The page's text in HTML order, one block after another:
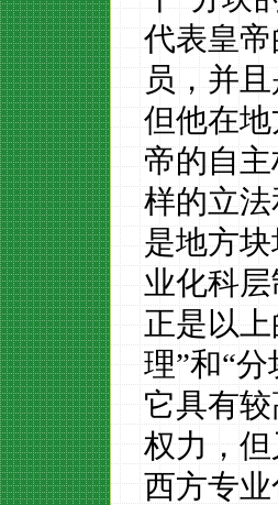
代表皇
员，并
但他在
帝的自
样的立
是地方
业化科
正是以
理”和“
它具有
权力，
西方专